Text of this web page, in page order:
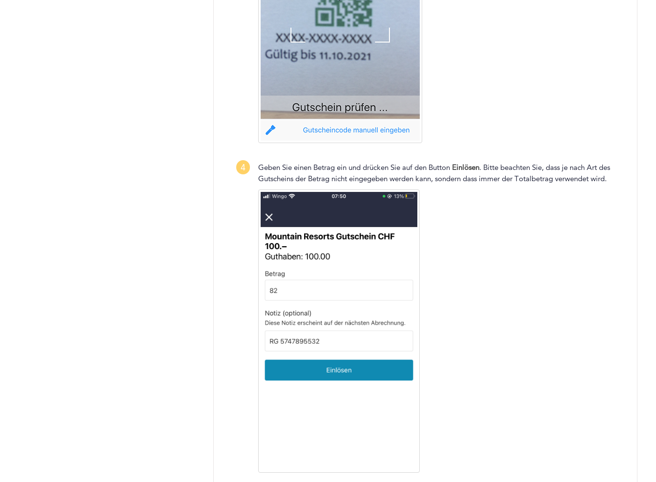
4 Geben Sie einen Betrag ein und drücken Sie auf den Button Einlösen. Bitte beachten Sie, dass je nach Art des
Gutscheins der Betrag nicht eingegeben werden kann, sondern dass immer der Totalbetrag verwendet wird.